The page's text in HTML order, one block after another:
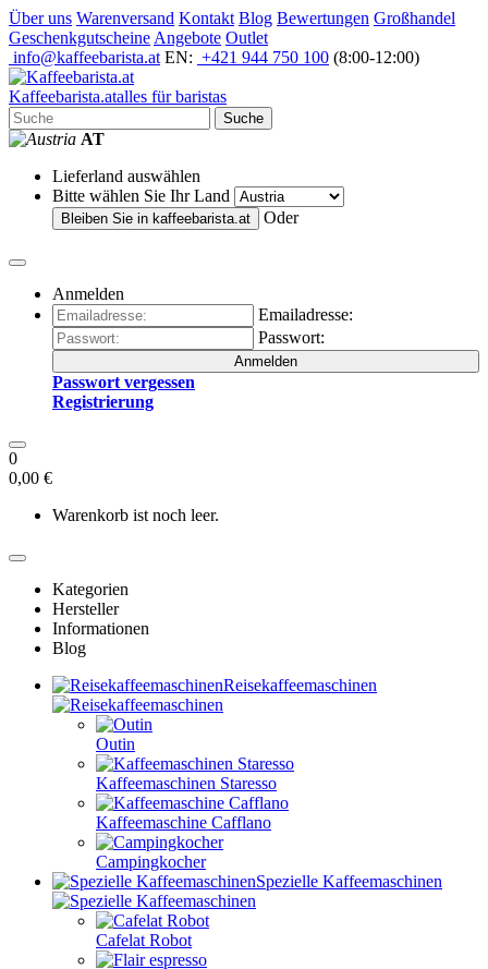
Über uns Warenversand Kontakt Blog Bewertungen Großhandel
Geschenkgutscheine Angebote Outlet
info@kaffeebarista.at EN: +421 944 750 100 (8:00-12:00)
Kaffeebarista.atalles für baristas
Suche
AT
Lieferland auswählen
Bitte wählen Sie Ihr Land
Bleiben Sie in kaffeebarista.at Oder
Anmelden
Emailadresse:
Passwort:
Anmelden
Passwort vergessen
Registrierung
0
0,00 €
Warenkorb ist noch leer.
Kategorien
Hersteller
Informationen
Blog
Reisekaffeemaschinen
Outin
Kaffeemaschinen Staresso
Kaffeemaschine Cafflano
Campingkocher
Spezielle Kaffeemaschinen
Cafelat Robot